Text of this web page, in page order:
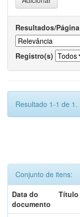
Resultados/Página
Registro(s)
Resultado 1-1 de 1.
Conjunto de itens:
Data do
documento
Título